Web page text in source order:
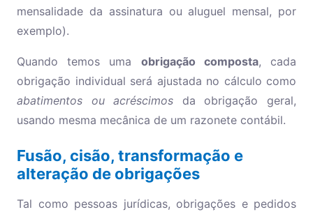
mensalidade da assinatura ou aluguel mensal, por
exemplo).
Quando temos uma obrigação composta, cada
obrigação individual será ajustada no cálculo como
abatimentos ou acréscimos da obrigação geral,
usando mesma mecânica de um razonete contábil.
Fusão, cisão, transformação e
alteração de obrigações
Tal como pessoas jurídicas, obrigações e pedidos